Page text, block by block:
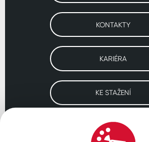
KONTAKTY
KARIÉRA
KE STAŽENÍ
Navštivte naše pobočky